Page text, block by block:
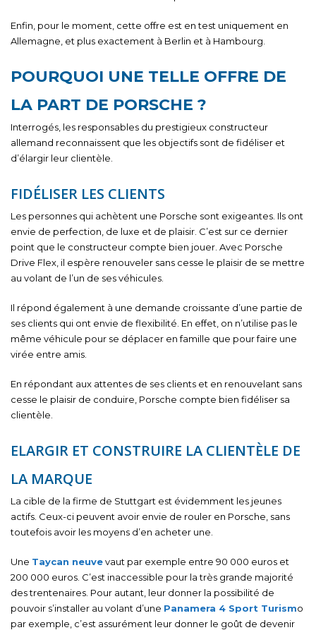
Enfin, pour le moment, cette offre est en test uniquement en
Allemagne, et plus exactement à Berlin et à Hambourg.
POURQUOI UNE TELLE OFFRE DE
LA PART DE PORSCHE ?
Interrogés, les responsables du prestigieux constructeur
allemand reconnaissent que les objectifs sont de fidéliser et
d’élargir leur clientèle.
FIDÉLISER LES CLIENTS
Les personnes qui achètent une Porsche sont exigeantes. Ils ont
envie de perfection, de luxe et de plaisir. C’est sur ce dernier
point que le constructeur compte bien jouer. Avec Porsche
Drive Flex, il espère renouveler sans cesse le plaisir de se mettre
au volant de l’un de ses véhicules.
Il répond également à une demande croissante d’une partie de
ses clients qui ont envie de flexibilité. En effet, on n’utilise pas le
même véhicule pour se déplacer en famille que pour faire une
virée entre amis.
En répondant aux attentes de ses clients et en renouvelant sans
cesse le plaisir de conduire, Porsche compte bien fidéliser sa
clientèle.
ELARGIR ET CONSTRUIRE LA CLIENTÈLE DE
LA MARQUE
La cible de la firme de Stuttgart est évidemment les jeunes
actifs. Ceux-ci peuvent avoir envie de rouler en Porsche, sans
toutefois avoir les moyens d’en acheter une.
Une Taycan neuvevaut par exemple entre 90 000 euros et
200 000 euros. C’est inaccessible pour la très grande majorité
des trentenaires. Pour autant, leur donner la possibilité de
pouvoir s’installer au volant d’une Panamera 4 Sport Turismo
par exemple, c’est assurément leur donner le goût de devenir